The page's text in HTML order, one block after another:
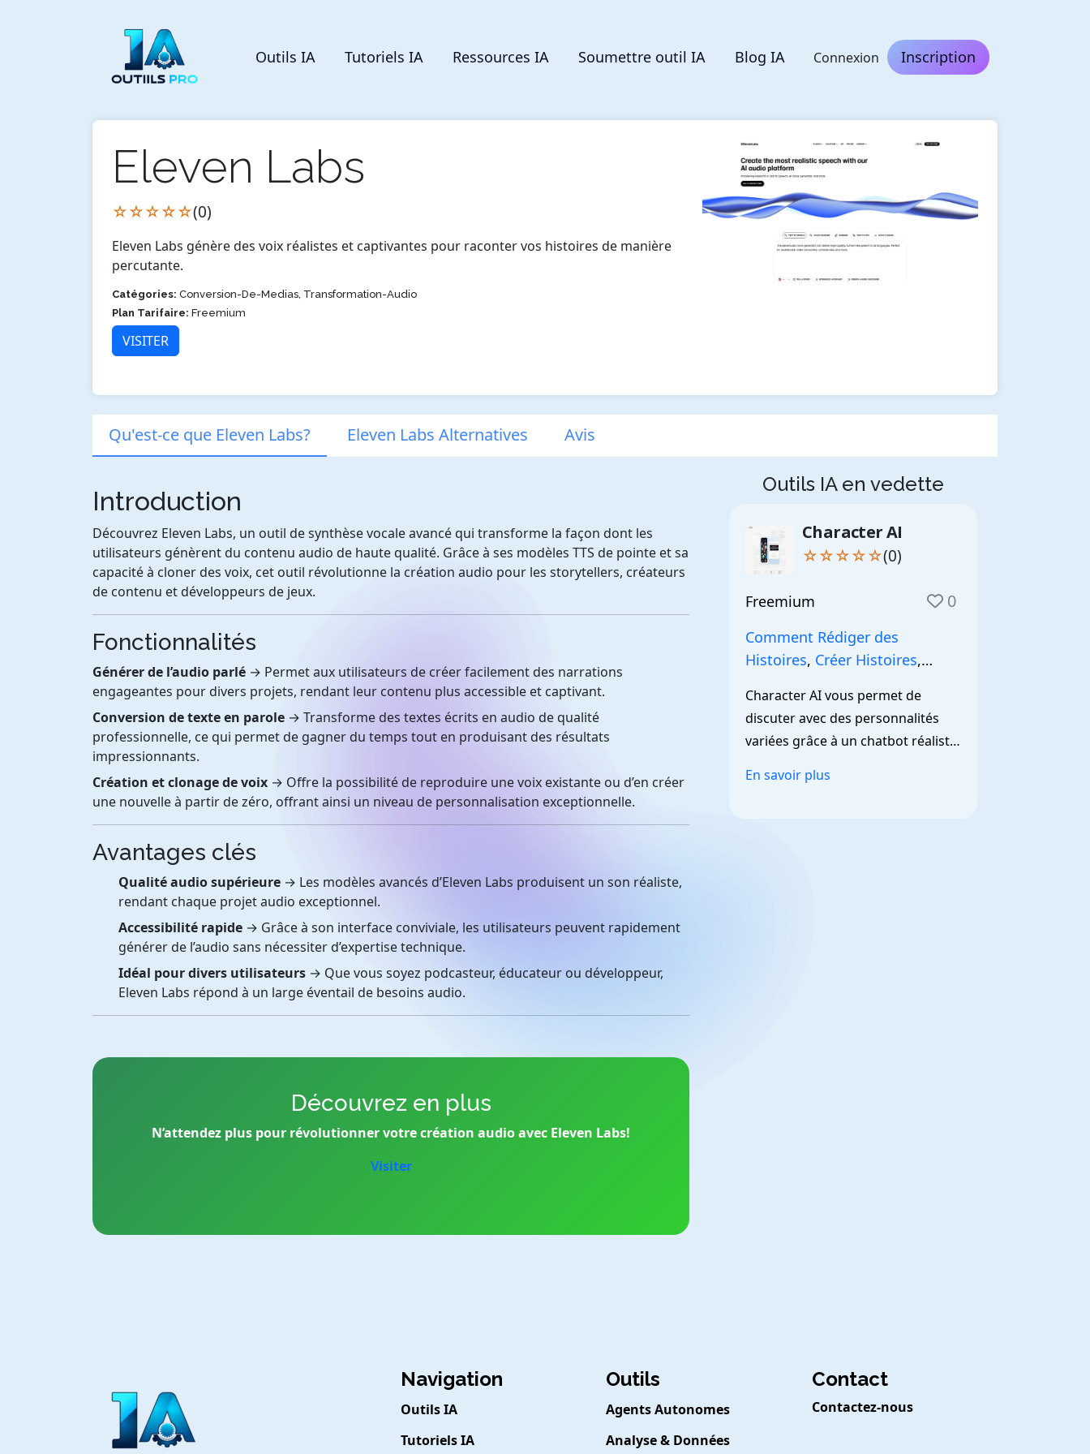
Outils IA Tutoriels IA Ressources IA Soumettre outil IA Blog IA Connexion Inscription
Eleven Labs
☆☆☆☆☆(0)
Eleven Labs génère des voix réalistes et captivantes pour raconter vos histoires de manière
percutante.
Catégories: Conversion-De-Medias, Transformation-Audio
Plan Tarifaire: Freemium
VISITER
Qu'est-ce que Eleven Labs? Eleven Labs Alternatives Avis
Introduction
Découvrez Eleven Labs, un outil de synthèse vocale avancé qui transforme la façon dont les
utilisateurs génèrent du contenu audio de haute qualité. Grâce à ses modèles TTS de pointe et sa
capacité à cloner des voix, cet outil révolutionne la création audio pour les storytellers, créateurs
de contenu et développeurs de jeux.
Fonctionnalités
Générer de l’audio parlé → Permet aux utilisateurs de créer facilement des narrations
engageantes pour divers projets, rendant leur contenu plus accessible et captivant.
Conversion de texte en parole → Transforme des textes écrits en audio de qualité
professionnelle, ce qui permet de gagner du temps tout en produisant des résultats
impressionnants.
Création et clonage de voix → Offre la possibilité de reproduire une voix existante ou d’en créer
une nouvelle à partir de zéro, offrant ainsi un niveau de personnalisation exceptionnelle.
Avantages clés
Qualité audio supérieure → Les modèles avancés d’Eleven Labs produisent un son réaliste,
rendant chaque projet audio exceptionnel.
Accessibilité rapide → Grâce à son interface conviviale, les utilisateurs peuvent rapidement
générer de l’audio sans nécessiter d’expertise technique.
Idéal pour divers utilisateurs → Que vous soyez podcasteur, éducateur ou développeur,
Eleven Labs répond à un large éventail de besoins audio.
Découvrez en plus
N’attendez plus pour révolutionner votre création audio avec Eleven Labs!
Visiter
Outils IA en vedette
Character AI
☆☆☆☆☆(0)
Freemium 0
Comment Rédiger des
Histoires, Créer Histoires,
Character AI vous permet de
discuter avec des personnalités
variées grâce à un chatbot réaliste
En savoir plus
Navigation
Outils IA
Tutoriels IA
Outils
Agents Autonomes
Analyse & Données
Contact
Contactez-nous